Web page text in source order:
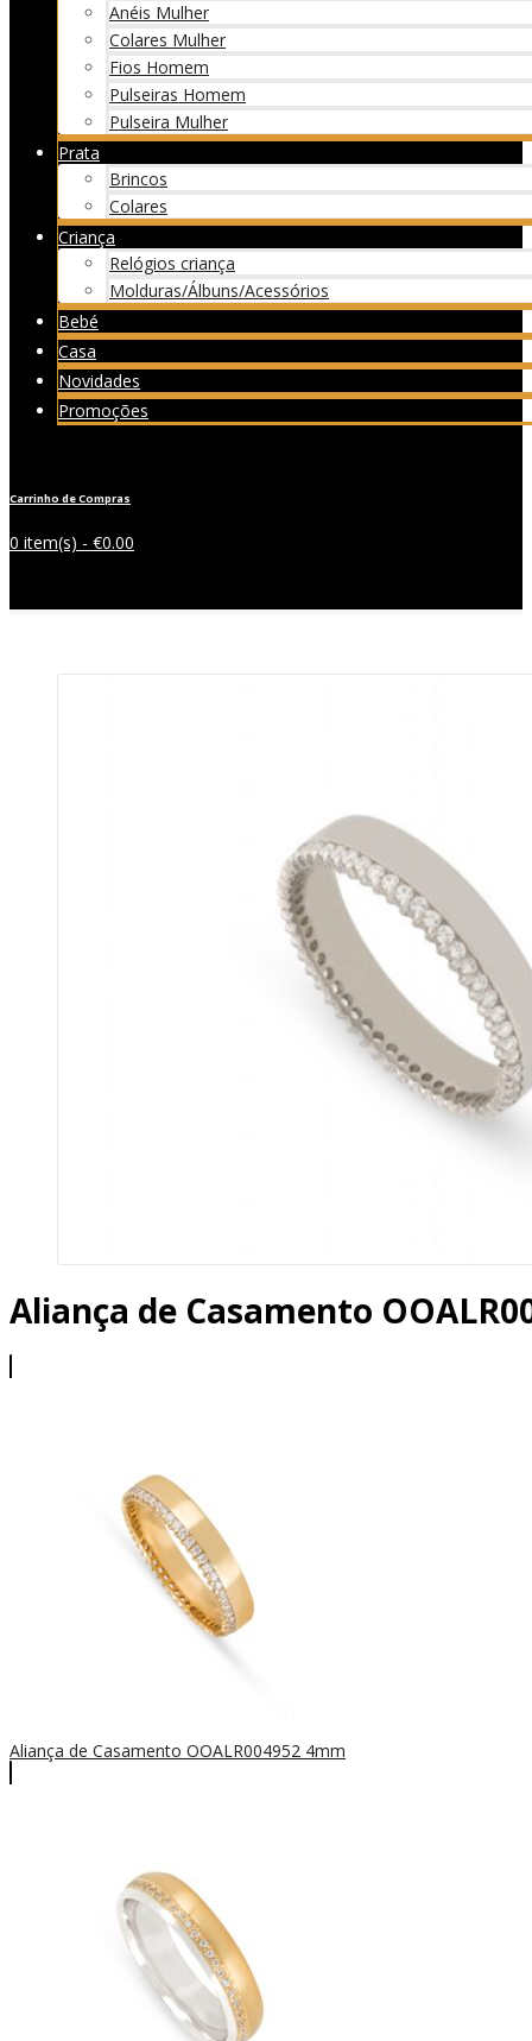
Anéis Mulher
Colares Mulher
Fios Homem
Pulseiras Homem
Pulseira Mulher
Prata
Brincos
Colares
Criança
Relógios criança
Molduras/Álbuns/Acessórios
Bebé
Casa
Novidades
Promoções
Carrinho de Compras
0 item(s) - €0.00
Aliança de Casamento
Aliança de Casamento OOALR004952 4mm